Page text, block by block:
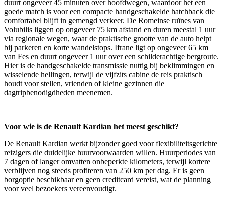
duurt ongeveer 45 minuten over hoofdwegen, waardoor het een
goede match is voor een compacte handgeschakelde hatchback die
comfortabel blijft in gemengd verkeer. De Romeinse ruïnes van
Volubilis liggen op ongeveer 75 km afstand en duren meestal 1 uur
via regionale wegen, waar de praktische grootte van de auto helpt
bij parkeren en korte wandelstops. Ifrane ligt op ongeveer 65 km
van Fes en duurt ongeveer 1 uur over een schilderachtige bergroute.
Hier is de handgeschakelde transmissie nuttig bij beklimmingen en
wisselende hellingen, terwijl de vijfzits cabine de reis praktisch
houdt voor stellen, vrienden of kleine gezinnen die
dagtripbenodigdheden meenemen.
Voor wie is de Renault Kardian het meest geschikt?
De Renault Kardian werkt bijzonder goed voor flexibiliteitsgerichte
reizigers die duidelijke huurvoorwaarden willen. Huurperiodes van
7 dagen of langer omvatten onbeperkte kilometers, terwijl kortere
verblijven nog steeds profiteren van 250 km per dag. Er is geen
borgoptie beschikbaar en geen creditcard vereist, wat de planning
voor veel bezoekers vereenvoudigt.